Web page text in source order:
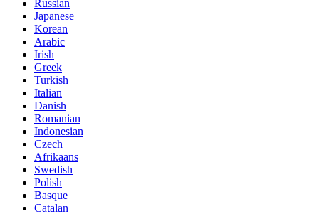
Russian
Japanese
Korean
Arabic
Irish
Greek
Turkish
Italian
Danish
Romanian
Indonesian
Czech
Afrikaans
Swedish
Polish
Basque
Catalan